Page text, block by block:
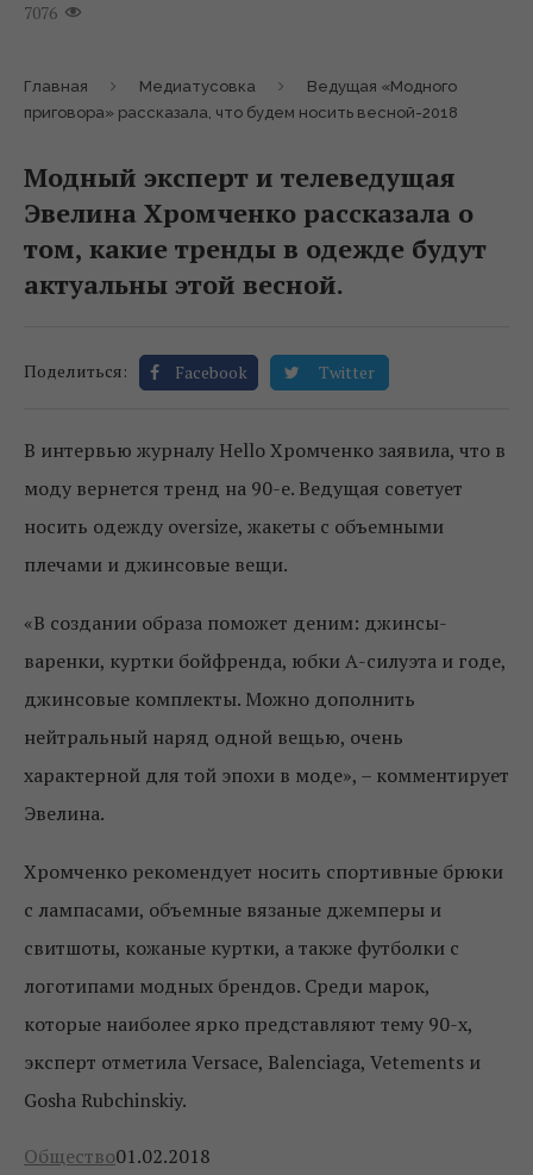
7076
Главная Медиатусовка
Ведущая «Модного
приговора» рассказала, что будем носить весной-2018
Модный эксперт и телеведущая
Эвелина Хромченко рассказала о
том, какие тренды в одежде будут
актуальны этой весной.
Поделиться: Facebook Twitter
В интервью журналу Hello Хромченко заявила, что в
моду вернется тренд на 90-е. Ведущая советует
носить одежду oversize, жакеты с объемными
плечами и джинсовые вещи.
«В создании образа поможет деним: джинсы-
варенки, куртки бойфренда, юбки А-силуэта и годе,
джинсовые комплекты. Можно дополнить
нейтральный наряд одной вещью, очень
характерной для той эпохи в моде», – комментирует
Эвелина.
Хромченко рекомендует носить спортивные брюки
с лампасами, объемные вязаные джемперы и
свитшоты, кожаные куртки, а также футболки с
логотипами модных брендов. Среди марок,
которые наиболее ярко представляют тему 90-х,
эксперт отметила Versace, Balenciaga, Vetements и
Gosha Rubchinskiy.
Общество01.02.2018